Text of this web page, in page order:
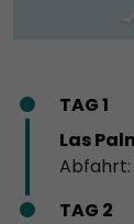
TAG 1
Las
Abfahrt:
TAG 2